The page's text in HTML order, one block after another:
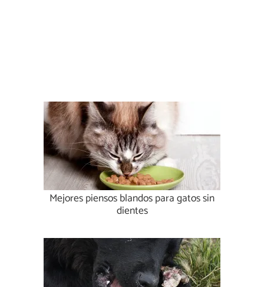
Mejores piensos blandos para gatos sin
dientes